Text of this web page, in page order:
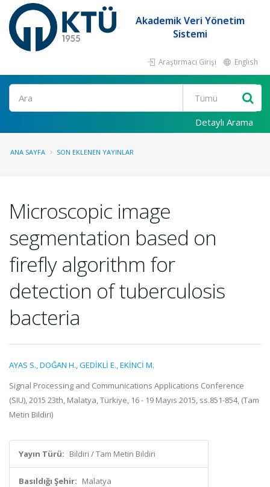
Akademik Veri Yönetim
Sistemi
Araştırmacı Girişi English
Ara
Detaylı Arama
ANA SAYFA SON EKLENEN YAYINLAR
Microscopic image
segmentation based on
firefly algorithm for
detection of tuberculosis
bacteria
AYAS S.,DOĞAN H.,GEDİKLİ E.,EKİNCİ M.
Signal Processing and Communications Applications Conference
(SIU), 2015 23th, Malatya, Türkiye, 16 - 19 Mayıs 2015, ss.851-854, (Tam
Metin Bildiri)
Yayın Türü: Bildiri / Tam Metin Bildiri
Basıldığı Şehir: Malatya